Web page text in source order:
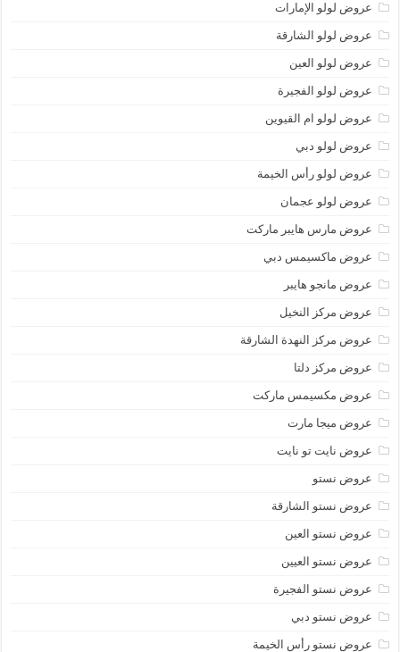
عروض لولو الإمارات
عروض لولو الشارقة
عروض لولو العين
عروض لولو الفجيرة
عروض لولو ام القيوين
عروض لولو دبي
عروض لولو رأس الخيمة
عروض لولو عجمان
عروض مارس هايبر ماركت
عروض ماكسيمس دبي
عروض مانجو هايبر
عروض مركز النخيل
عروض مركز النهدة الشارقة
عروض مركز دلتا
عروض مكسيمس ماركت
عروض ميجا مارت
عروض نايت تو نايت
عروض نستو
عروض نستو الشارقة
عروض نستو العين
عروض نستو العيين
عروض نستو الفجيرة
عروض نستو دبي
عروض نستو رأس الخيمة